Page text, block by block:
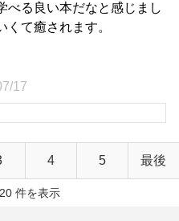
べる良い本だなと感じまし
くて癒されます。
17
4 5 最後
件を表示